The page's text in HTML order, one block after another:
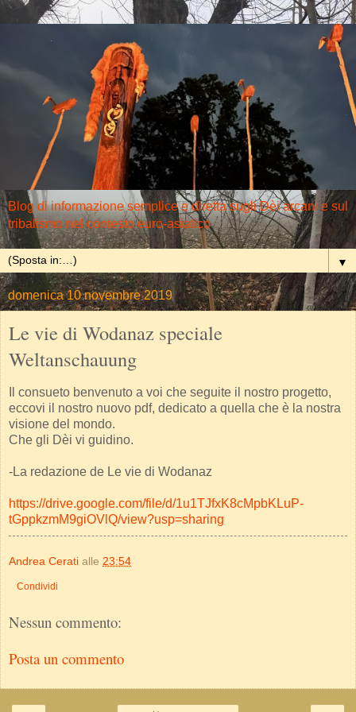
Blog di informazione semplice e diretta sugli Dèi arcani e sul
tribalismo nel contesto euro-asiatico
▼
domenica 10 novembre 2019
Le vie di Wodanaz speciale
Weltanschauung
Il consueto benvenuto a voi che seguite il nostro progetto,
eccovi il nostro nuovo pdf, dedicato a quella che è la nostra
visione del mondo.
Che gli Dèi vi guidino.
-La redazione de Le vie di Wodanaz
https://drive.google.com/file/d/1u1TJfxK8cMpbKLuP-
tGppkzmM9giOVlQ/view?usp=sharing
Andrea Cerati alle 23:54
Condividi
Nessun commento:
Posta un commento